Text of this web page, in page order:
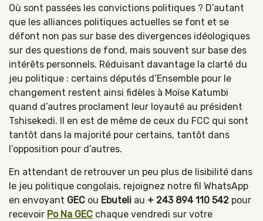
Où sont passées les convictions politiques ? D’autant
que les alliances politiques actuelles se font et se
défont non pas sur base des divergences idéologiques
sur des questions de fond, mais souvent sur base des
intérêts personnels. Réduisant davantage la clarté du
jeu politique : certains députés d’Ensemble pour le
changement restent ainsi fidèles à Moïse Katumbi
quand d’autres proclament leur loyauté au président
Tshisekedi. Il en est de même de ceux du FCC qui sont
tantôt dans la majorité pour certains, tantôt dans
l’opposition pour d’autres.
En attendant de retrouver un peu plus de lisibilité dans
le jeu politique congolais, rejoignez notre fil WhatsApp
en envoyant GEC ou Ebuteli au + 243 894 110 542 pour
recevoir Po Na GEC chaque vendredi sur votre